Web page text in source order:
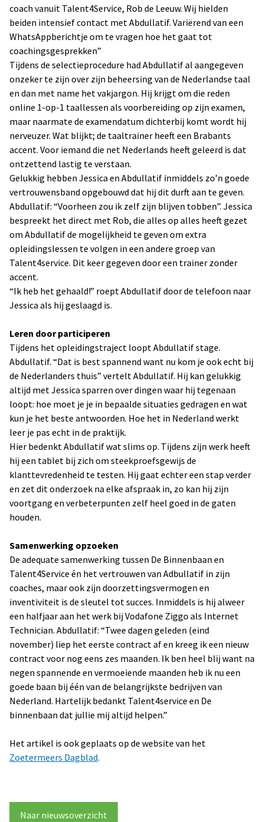
coach vanuit Talent4Service, Rob de Leeuw. Wij hielden
beiden intensief contact met Abdullatif. Variërend van een
WhatsAppberichtje om te vragen hoe het gaat tot
coachingsgesprekken”
Tijdens de selectieprocedure had Abdullatif al aangegeven
onzeker te zijn over zijn beheersing van de Nederlandse taal
en dan met name het vakjargon. Hij krijgt om die reden
online 1-op-1 taallessen als voorbereiding op zijn examen,
maar naarmate de examendatum dichterbij komt wordt hij
nerveuzer. Wat blijkt; de taaltrainer heeft een Brabants
accent. Voor iemand die net Nederlands heeft geleerd is dat
ontzettend lastig te verstaan.
Gelukkig hebben Jessica en Abdullatif inmiddels zo’n goede
vertrouwensband opgebouwd dat hij dit durft aan te geven.
Abdullatif: “Voorheen zou ik zelf zijn blijven tobben”. Jessica
bespreekt het direct met Rob, die alles op alles heeft gezet
om Abdullatif de mogelijkheid te geven om extra
opleidingslessen te volgen in een andere groep van
Talent4service. Dit keer gegeven door een trainer zonder
accent.
“Ik heb het gehaald!” roept Abdullatif door de telefoon naar
Jessica als hij geslaagd is.
Leren door participeren
Tijdens het opleidingstraject loopt Abdullatif stage.
Abdullatif. “Dat is best spannend want nu kom je ook echt bij
de Nederlanders thuis” vertelt Abdullatif. Hij kan gelukkig
altijd met Jessica sparren over dingen waar hij tegenaan
loopt: hoe moet je je in bepaalde situaties gedragen en wat
kun je het beste antwoorden. Hoe het in Nederland werkt
leer je pas echt in de praktijk.
Hier bedenkt Abdullatif wat slims op. Tijdens zijn werk heeft
hij een tablet bij zich om steekproefsgewijs de
klanttevredenheid te testen. Hij gaat echter een stap verder
en zet dit onderzoek na elke afspraak in, zo kan hij zijn
voortgang en verbeterpunten zelf heel goed in de gaten
houden.
Samenwerking opzoeken
De adequate samenwerking tussen De Binnenbaan en
Talent4Service én het vertrouwen van Adbullatif in zijn
coaches, maar ook zijn doorzettingsvermogen en
inventiviteit is de sleutel tot succes. Inmiddels is hij alweer
een halfjaar aan het werk bij Vodafone Ziggo als Internet
Technician. Abdullatif: “Twee dagen geleden (eind
november) liep het eerste contract af en kreeg ik een nieuw
contract voor nog eens zes maanden. Ik ben heel blij want na
negen spannende en vermoeiende maanden heb ik nu een
goede baan bij één van de belangrijkste bedrijven van
Nederland. Hartelijk bedankt Talent4service en De
binnenbaan dat jullie mij altijd helpen.”
Het artikel is ook geplaats op de website van het
Zoetermeers Dagblad.
Naar nieuwsoverzicht